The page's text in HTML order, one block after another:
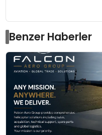
Benzer Haberler